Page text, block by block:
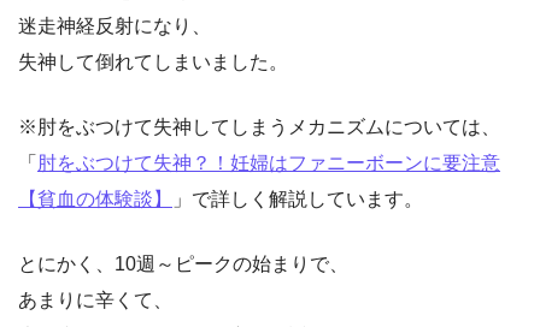
迷走神経反射になり、
失神して倒れてしまいました。
※肘をぶつけて失神してしまうメカニズムについては、
「 肘をぶつけて失神？！妊婦はファニーボーンに要注意
【貧血の体験談】
」で詳しく解説しています。
とにかく、10週～ピークの始まりで、
あまりに辛くて、